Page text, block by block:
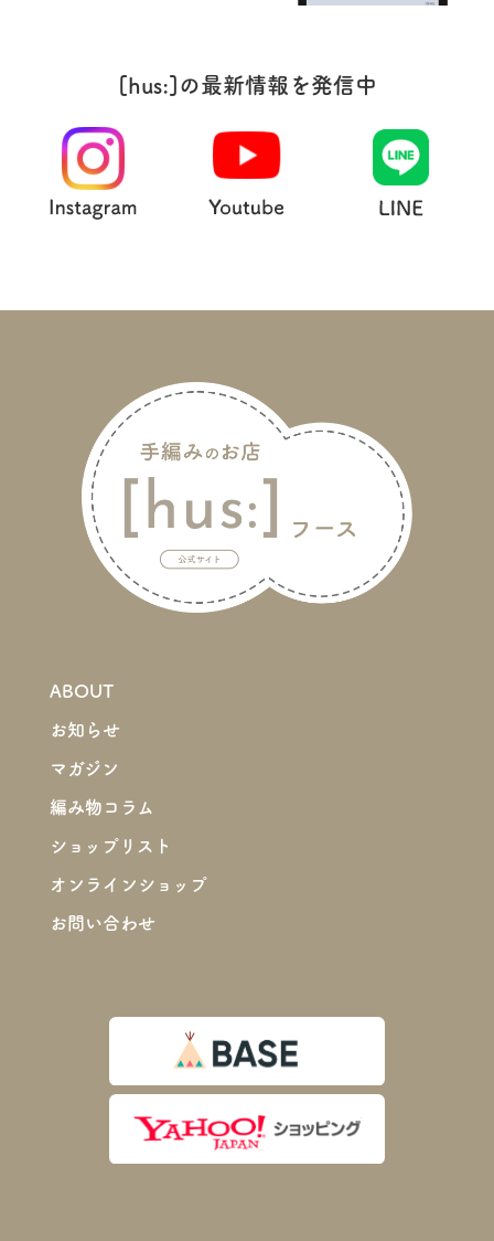
[hus:]の最新情報を発信中
ABOUT
お知らせ
マガジン
編み物コラム
ショップリスト
オンラインショップ
お問い合わせ